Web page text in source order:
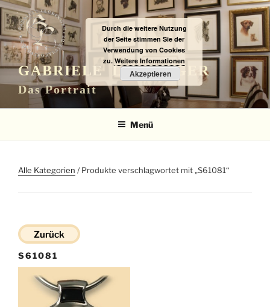
Zum
Inhalt
springen
GABRIELE LAUBINGER
Das Portrait
Menü
Alle Kategorien / Produkte verschlagwortet mit „S61081“
Zurück
S61081
Durch die weitere Nutzung
der Seite stimmen Sie der
Verwendung von Cookies
zu. Weitere Informationen
Akzeptieren